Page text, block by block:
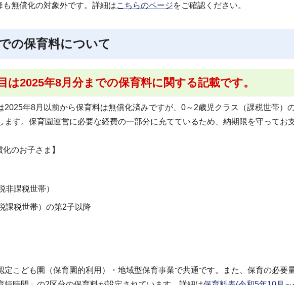
無償化の対象外です。詳細はこちらのページをご確認ください。
の保育料について
は2025年8月分までの保育料に関する記載です。
2025年8月以前から保育料は無償化済みですが、0～2歳児クラス（課税世帯）
ます。保育園運営に必要な経費の一部分に充てているため、納期限を守ってお
のお子さま】
非課税世帯）
課税世帯）の第2子以降
定こども園（保育園的利用）・地域型保育事業で共通です。また、保育の必要